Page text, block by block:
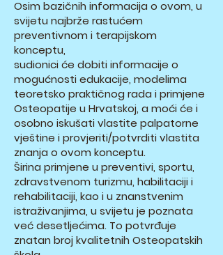
Osim bazičnih informacija o ovom, u
svijetu najbrže rastućem
preventivnom i terapijskom
konceptu,
sudionici će dobiti informacije o
mogućnosti edukacije, modelima
teoretsko praktičnog rada i primjene
Osteopatije u Hrvatskoj, a moći će i
osobno iskušati vlastite palpatorne
vještine i provjeriti/potvrditi vlastita
znanja o ovom konceptu.
Širina primjene u preventivi, sportu,
zdravstvenom turizmu, habilitaciji i
rehabilitaciji, kao i u znanstvenim
istraživanjima, u svijetu je poznata
već desetljećima. To potvrđuje
znatan broj kvalitetnih Osteopatskih